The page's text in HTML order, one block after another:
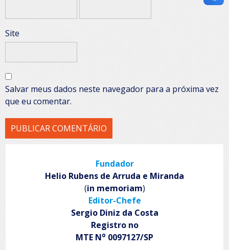
Site
Salvar meus dados neste navegador para a próxima vez
que eu comentar.
Fundador
Helio Rubens de Arruda e Miranda
(in memoriam)
Editor-Chefe
Sergio Diniz da Costa
Registro no
MTE No 0097127/SP